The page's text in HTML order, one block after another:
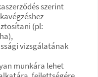
szerint
(pl:
vizsgálatának
munkára lehet